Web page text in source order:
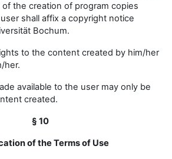
the creation of program copies
shall affix a copyright notice
Bochum.
to the content created by him/her
her.
available to the user may only be
created.
§ 10
of the Terms of Use